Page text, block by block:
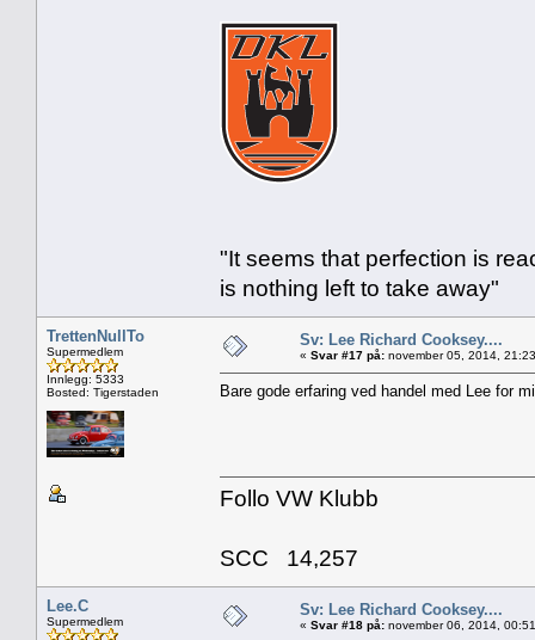
"It seems that perfection is
is nothing left to take away"
TrettenNullTo
Supermedlem
Innlegg: 5333
Bosted: Tigerstaden
Sv: Lee Richard Cooksey....
« Svar #17 på: november 05, 2014,
Bare gode erfaring ved handel med Lee for
Follo VW Klubb
SCC 14,257
Lee.C
Supermedlem
Sv: Lee Richard Cooksey....
« Svar #18 på: november 06, 2014,